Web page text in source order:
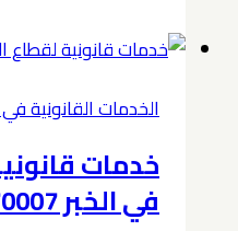
في
الخبر
حمدان
بن
الخدمات القانونية
خدمات
في الخبر 0539570007